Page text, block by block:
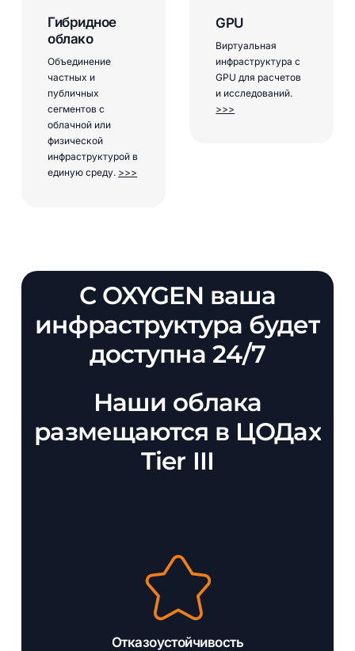
Гибридное
облако
Объединение
частных и
публичных
сегментов с
облачной или
физической
инфраструктурой в
единую среду. >>>
GPU
Виртуальная
инфраструктура с
GPU для расчетов
и исследований.
>>>
С OXYGEN ваша
инфраструктура будет
доступна 24/7
Наши облака
размещаются в ЦОДах
Tier III
Отказоустойчивость